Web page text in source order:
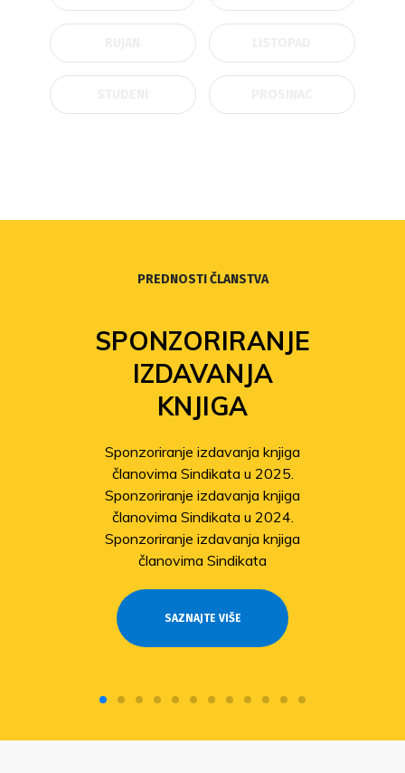
PREDNOSTI ČLANSTVA
SPONZORIRANJE
IZDAVANJA
KNJIGA
Sponzoriranje izdavanja knjiga
članovima Sindikata u 2025.
Sponzoriranje izdavanja knjiga
članovima Sindikata u 2024.
Sponzoriranje izdavanja knjiga
članovima Sindikata
SAZNAJTE VIŠE